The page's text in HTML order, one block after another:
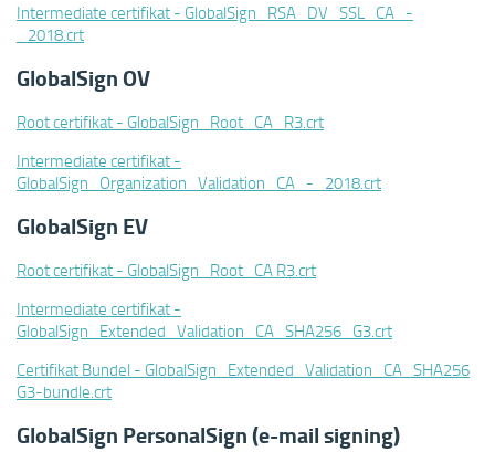
Intermediate certifikat - GlobalSign_RSA_DV_SSL_CA_-
_2018.crt
GlobalSign OV
Root certifikat - GlobalSign_Root_CA_R3.crt
Intermediate certifikat -
GlobalSign_Organization_Validation_CA_-_2018.crt
GlobalSign EV
Root certifikat - GlobalSign_Root_CA R3.crt
Intermediate certifikat -
GlobalSign_Extended_Validation_CA_SHA256_G3.crt
Certifikat Bundel - GlobalSign_Extended_Validation_CA_SHA256
G3-bundle.crt
GlobalSign PersonalSign (e-mail signing)